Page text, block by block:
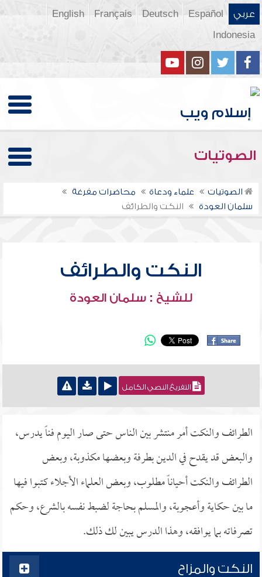
عربي Español
Deutsch
Français
English
Indonesia
الصوتيات
الصوتيات علماء ودعاة
محاضرات مفرغة
سلمان العودة
النكت والطرائف
النكت والطرائف
للشيخ : سلمان العودة
التفريغ النصي الكامل
الطرائف والنكت أمر منتشر بين الناس حتى صار اليوم فناً يدرس،
والبعض قد يقدح في الدين بطرفة وبعضها مكذوبة، وبعض
الطرائف والنكت أحياناً مطلوب، وبعض العلماء الأجلاء كتبوا فيها
ما بين حكاية وأعجوبة، والمسلم بحاجة لضبط نفسه بالشرع، وحكم
تصرفاته بما يوافقه، وهذا الدرس يبين لك ذلك.
النكت والمزاح